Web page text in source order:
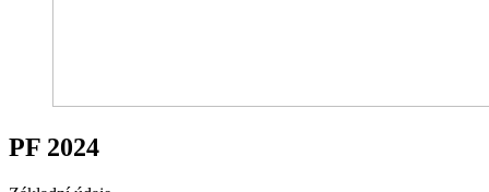
PF 2024